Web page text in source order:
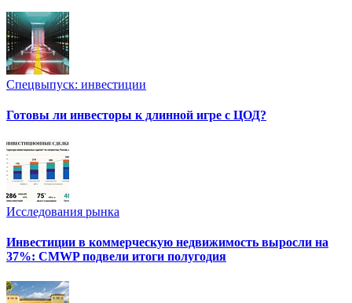
Спецвыпуск: инвестиции
Готовы ли инвесторы к длинной игре с ЦОД?
Исследования рынка
Инвестиции в коммерческую недвижимость выросли на
37%: CMWP подвели итоги полугодия